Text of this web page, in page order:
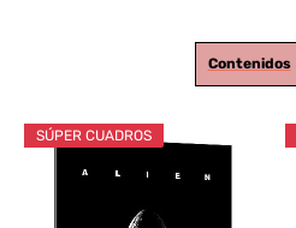
Contenidos
SÚPER CUADROS